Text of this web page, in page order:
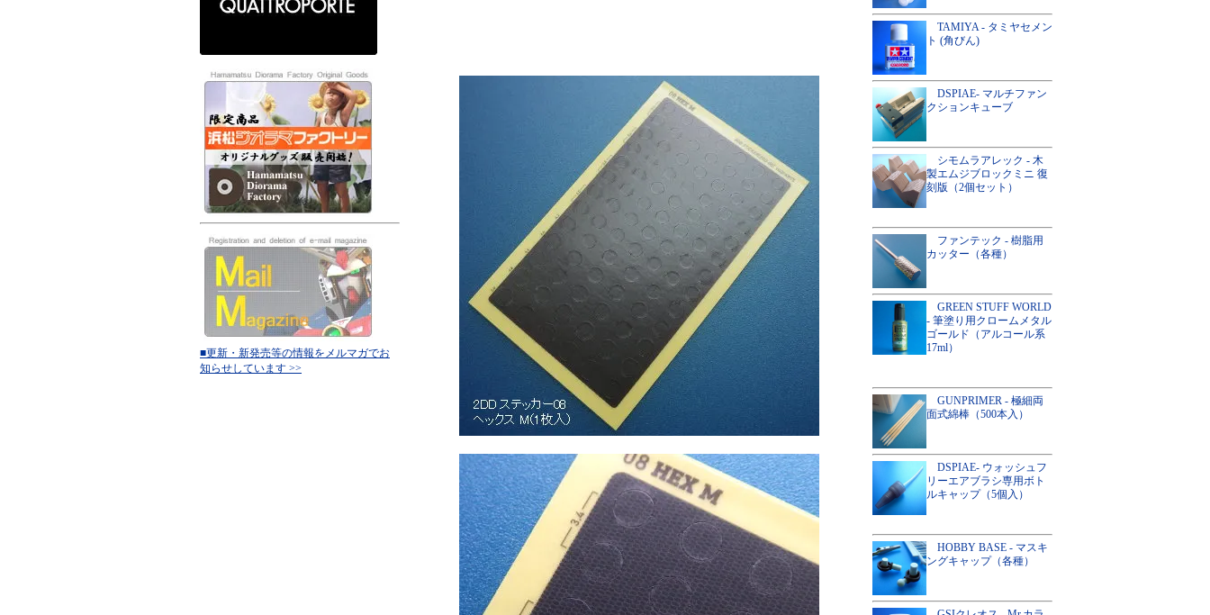
■更新・新発売等の情報をメルマガでお
知らせしています >>
TAMIYA - タミヤセメン
ト (角びん)
DSPIAE- マルチファン
クションキューブ
シモムラアレック - 木
製エムジブロックミニ 復
刻版（2個セット）
ファンテック - 樹脂用
カッター（各種）
GREEN STUFF WORLD
- 筆塗り用クロームメタル
ゴールド（アルコール系
17ml）
GUNPRIMER - 極細両
面式綿棒（500本入）
DSPIAE- ウォッシュフ
リーエアブラシ専用ボト
ルキャップ（5個入）
HOBBY BASE - マスキ
ングキャップ（各種）